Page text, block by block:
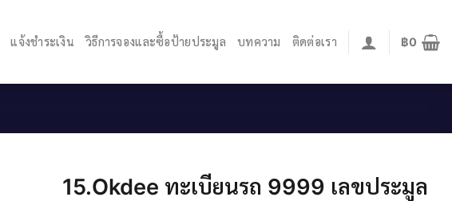
แจ้งชำระเงิน วิธีการจองและซื้อป้ายประมูล บทความ ติดต่อเรา ฿0
15.Okdee ทะเบียนรถ 9999 เลขประมูล